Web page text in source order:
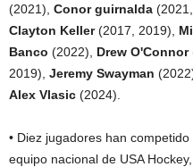
(2021), Conor guirnalda
Clayton Keller(2017, 2019),
Banco (2022), Drew O'Connor
2019), Jeremy Swayman
Alex Vlasic (2024).
• Diez jugadores han
equipo nacional de USA